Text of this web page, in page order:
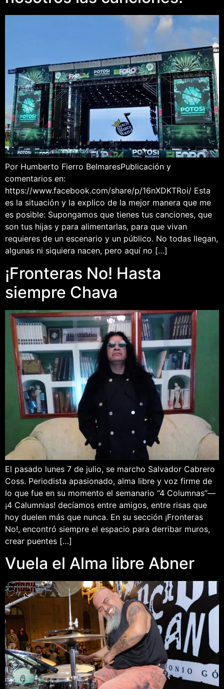
Por Humberto Fierro BelmaresPublicación y
comentarios en:
https://www.facebook.com/share/p/16nXDKTRoi/ Esta
es la situación y la explico de la mejor manera que me
es posible: Supongamos que tienes tus canciones, que
son tus hijas y para alimentarlas, para que vivan
requieres de un escenario y un público. No todas llegan,
algunas ni siquiera nacen, pero aquí no […]
¡Fronteras No! Hasta
siempre Chava
El pasado lunes 7 de julio, se marcho Salvador Cabrero
Coss. Periodista apasionado, alma libre y voz firme de
lo que fue en su momento el semanario “4 Columnas”—
¡4 Calumnias! decíamos entre amigos, entre risas que
hoy duelen más que nunca. En su sección ¡Fronteras
No!, encontró siempre el espacio para derribar muros,
crear puentes […]
Vuela el Alma libre Abner